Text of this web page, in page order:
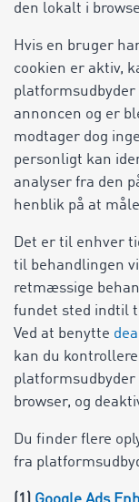
den lokalt i
Hvis en bruger
cookien er aktiv,
annoncen og er
modtager dog
personligt kan
analyser fra den
henblik på at
Det er til enhver
til behandlingen
retmæssige
fundet sted indtil
Ved at benytte
kan du
browser, og
Du finder flere
fra